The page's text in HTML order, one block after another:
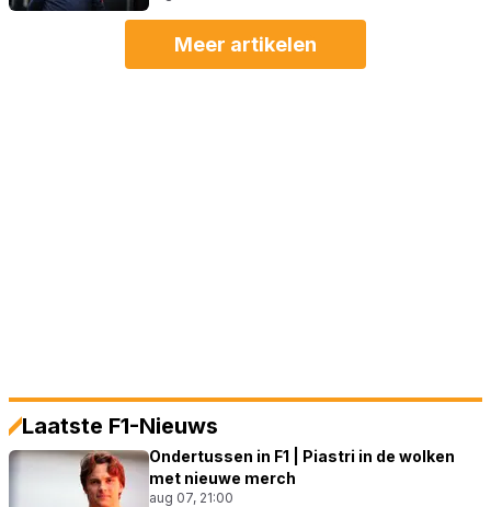
Meer artikelen
Laatste F1-Nieuws
Ondertussen in F1 | Piastri in de wolken
met nieuwe merch
aug 07, 21:00